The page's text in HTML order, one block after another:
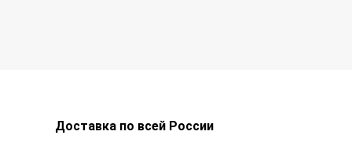
Доставка по всей России